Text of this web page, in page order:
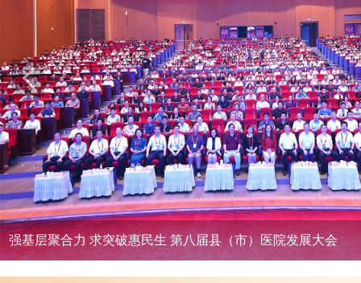
第十六届山东省医院大会在济南成功召开